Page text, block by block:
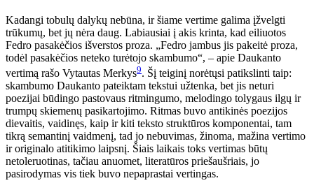
Kadangi tobulų dalykų nebūna, ir šiame vertime galima įžvelgti
trūkumų, bet jų nėra daug. Labiausiai į akis krinta, kad eiliuotos
Fedro pasakėčios išverstos proza. „Fedro jambus jis pakeitė proza,
todėl pasakėčios neteko turėtojo skambumo“, – apie Daukanto
vertimą rašo Vytautas Merkys9. Šį teiginį norėtųsi patikslinti taip:
skambumo Daukanto pateiktam tekstui užtenka, bet jis neturi
poezijai būdingo pastovaus ritmingumo, melodingo tolygaus ilgų ir
trumpų skiemenų pasikartojimo. Ritmas buvo antikinės poezijos
dievaitis, vaidinęs, kaip ir kiti teksto struktūros komponentai, tam
tikrą semantinį vaidmenį, tad jo nebuvimas, žinoma, mažina vertimo
ir originalo atitikimo laipsnį. Šiais laikais toks vertimas būtų
netoleruotinas, tačiau anuomet, literatūros priešaušriais, jo
pasirodymas vis tiek buvo nepaprastai vertingas.